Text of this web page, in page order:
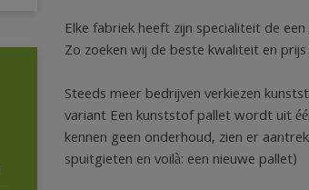
Elke fabriek heeft zijn specialiteit de
Zo zoeken wij de beste kwaliteit en
Steeds meer bedrijven verkiezen
variant Een kunststof pallet wordt uit
kennen geen onderhoud, zien er
spuitgieten en voilà: een nieuwe pallet)